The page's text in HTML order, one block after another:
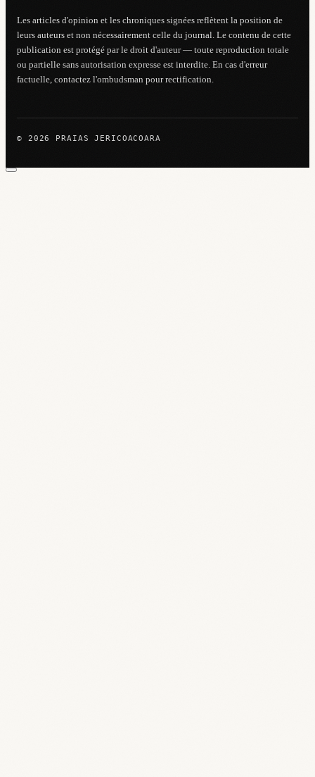
Les articles d'opinion et les chroniques signées reflètent la position de
leurs auteurs et non nécessairement celle du journal. Le contenu de cette
publication est protégé par le droit d'auteur — toute reproduction totale
ou partielle sans autorisation expresse est interdite. En cas d'erreur
factuelle, contactez l'ombudsman pour rectification.
© 2026 PRAIAS JERICOACOARA